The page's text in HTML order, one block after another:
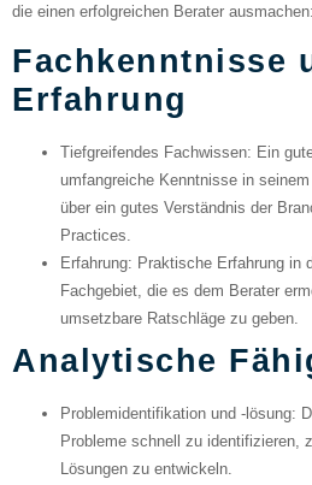
die einen erfolgreichen Berater ausmachen:
Fachkenntnisse
Erfahrung
Tiefgreifendes Fachwissen: Ein
umfangreiche Kenntnisse in
über ein gutes Verständnis der
Practices.
Erfahrung: Praktische Erfahrung in
Fachgebiet, die es dem Berater
umsetzbare Ratschläge zu geben.
Analytische
Problemidentifikation und -lösung:
Probleme schnell zu identifizieren,
Lösungen zu entwickeln.